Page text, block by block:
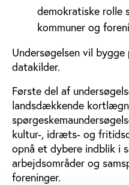
demokratiske rolle
kommuner og
Undersøgelsen vil
datakilder.
Første del af
landsdækkende
kultur-, idræts- og
opnå et dybere indblik i
arbejdsområder og
foreninger.